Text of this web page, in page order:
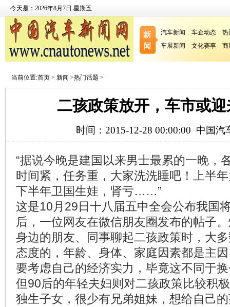
今天是：2026年8月7日 星期五
汽车新闻 车企动态
热
车展新闻
文化赛事 商
当前位置:首页 > 新闻 >热门话题 >
二孩政策放开，车市或
时间：2015-12-28 00:00:00 中国汽
“据说今晚是建国以来男士最累的一晚，
时间紧，任务重，大家洗洗睡吧！上半
下半年卫国生娃，肾亏……”
这是10月29日十八届五中全会公布我国
后，一位网友在微信朋友圈发布的帖子
身边的朋友、同事聊起二孩政策时，大
态度的，年龄、身体、家庭因素都是主
要考虑自己的经济实力，毕竟这不同于
但90后的年轻夫妇则对二孩政策比较积
独生子女，很少有兄弟姐妹，想给自己